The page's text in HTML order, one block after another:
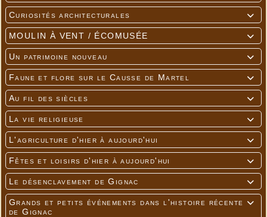

Curiosités architecturales

MOULIN À VENT / ÉCOMUSÉE

Un patrimoine nouveau

Faune et flore sur le Causse de Martel

Au fil des siècles

La vie religieuse

L'agriculture d'hier à aujourd'hui

Fêtes et loisirs d'hier à aujourd'hui

Le désenclavement de Gignac

Grands et petits événements dans l'histoire récente
de Gignac